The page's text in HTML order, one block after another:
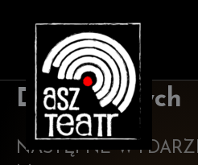
Dla dorosłych
NASTĘPNE